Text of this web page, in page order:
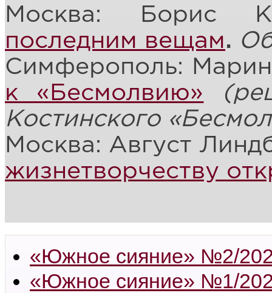
Москва: Борис
последним вещам.
Симферополь:
к «Бесмолвию»
Костинского
Москва: Август
жизнетворчеству
«Южное сияние» №2/
«Южное сияние» №1/